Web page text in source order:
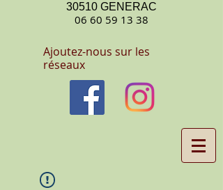
30510 GENERAC
06 60 59 13 38
Ajoutez-nous sur les
réseaux